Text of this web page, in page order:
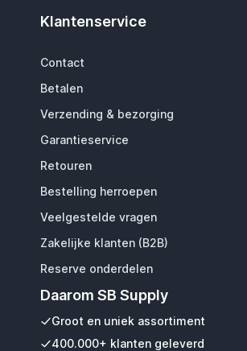
Klantenservice
Contact
Betalen
Verzending & bezorging
Garantieservice
Retouren
Bestelling herroepen
Veelgestelde vragen
Zakelijke klanten (B2B)
Reserve onderdelen
Daarom SB Supply
Groot en uniek assortiment
400.000+ klanten geleverd